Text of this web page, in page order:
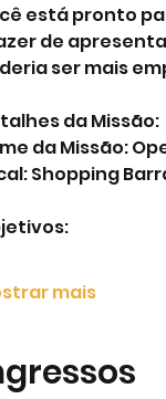
está pronto
de
ser mais
da Missão:
da Missão:
Shopping
mais